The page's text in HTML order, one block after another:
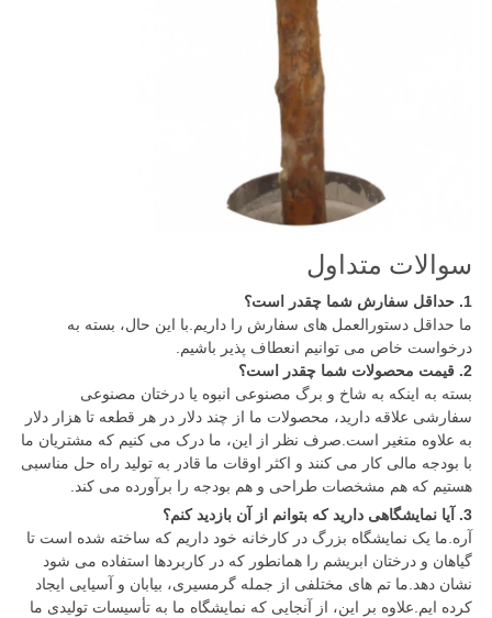
سوالات متداول
1. حداقل سفارش شما چقدر است؟
ما حداقل دستورالعمل های سفارش را داریم.با این حال، بسته به
درخواست خاص می توانیم انعطاف پذیر باشیم.
2. قیمت محصولات شما چقدر است؟
بسته به اینکه به شاخ و برگ مصنوعی انبوه یا درختان مصنوعی
سفارشی علاقه دارید، محصولات ما از چند دلار در هر قطعه تا هزار دلار
به علاوه متغیر است.صرف نظر از این، ما درک می کنیم که مشتریان ما
با بودجه مالی کار می کنند و اکثر اوقات ما قادر به تولید راه حل مناسبی
هستیم که هم مشخصات طراحی و هم بودجه را برآورده می کند.
3. آیا نمایشگاهی دارید که بتوانم از آن بازدید کنم؟
آره.ما یک نمایشگاه بزرگ در کارخانه خود داریم که ساخته شده است تا
گیاهان و درختان ابریشم را همانطور که در کاربردها استفاده می شود
نشان دهد.ما تم های مختلفی از جمله گرمسیری، بیابان و آسیایی ایجاد
کرده ایم.علاوه بر این، از آنجایی که نمایشگاه ما به تأسیسات تولیدی ما